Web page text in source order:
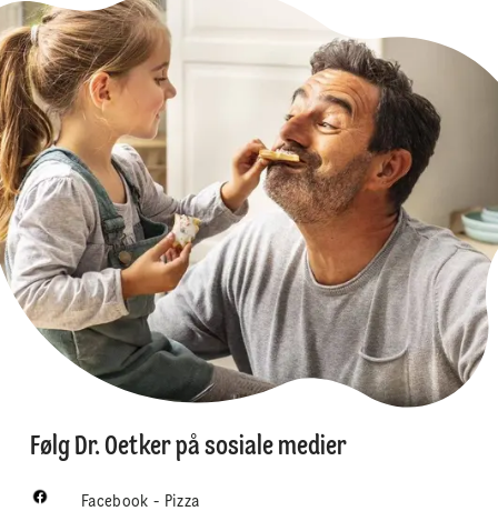
Følg Dr. Oetker på sosiale medier
Facebook - Pizza